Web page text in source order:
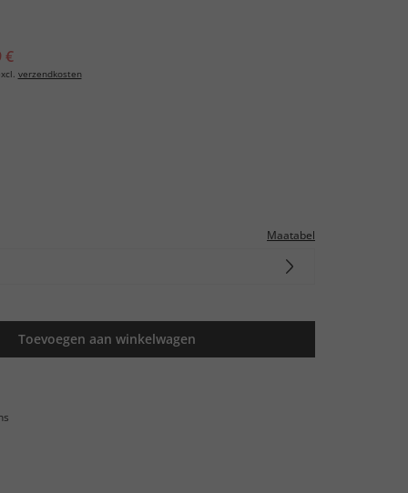
€
verzendkosten
Maatabel
Toevoegen aan winkelwagen